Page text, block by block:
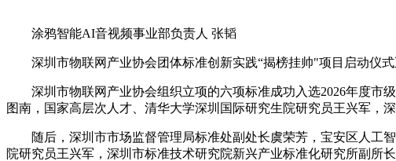
涂鸦智能AI音视频事业部负责人 张韬
深圳市物联网产业协会团体标准创新实践“揭榜挂帅"项目启动仪
深圳市物联网产业协会组织立项的六项标准成功入选2026年度
图南，国家高层次人才、清华大学深圳国际研究生院研究员王兴军，
随后，深圳市市场监督管理局标准处副处长虞荣芳，宝安区人工
院研究员王兴军，深圳市标准技术研究院新兴产业标准化研究所副所